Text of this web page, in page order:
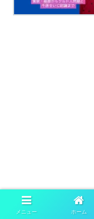
メニュー ホーム